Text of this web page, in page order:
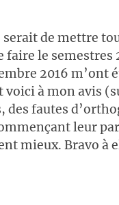
de mettre
faire le semestres
2016 m’ont
voici à mon avis
des fautes
leur
mieux. Bravo à